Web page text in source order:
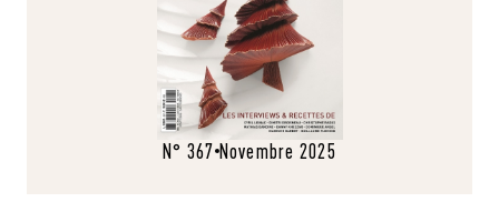
N° 367 Novembre 2025